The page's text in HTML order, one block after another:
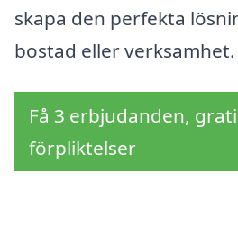
skapa den perfekta
bostad eller verksamhet.
Få 3 erbjudanden,
förpliktelser